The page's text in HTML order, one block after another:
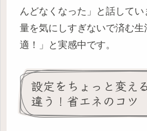
んどなくなった」と話して
量を気にしすぎないで済む
適！」と実感中です。
設定をちょっと変え
違う！省エネのコツ